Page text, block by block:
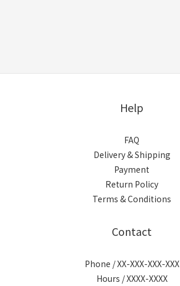
Help
FAQ
Delivery & Shipping
Payment
Return Policy
Terms & Conditions
Contact
Phone / XX-XXX-XXX-XXX
Hours / XXXX-XXXX